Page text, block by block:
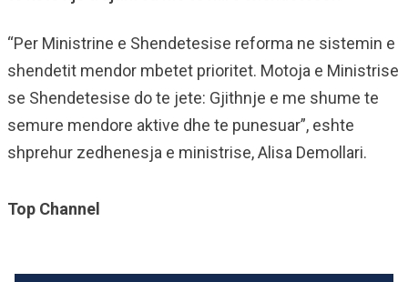
“Per Ministrine e Shendetesise reforma ne sistemin e
shendetit mendor mbetet prioritet. Motoja e Ministrise
se Shendetesise do te jete: Gjithnje e me shume te
semure mendore aktive dhe te punesuar”, eshte
shprehur zedhenesja e ministrise, Alisa Demollari.
Top Channel